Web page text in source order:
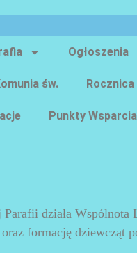
Ogłoszenia
św. Rocznica
Punkty Wsparcia
Parafii działa
formację dziewcząt